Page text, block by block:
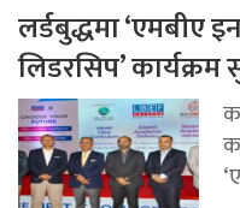
लर्डबुद्धमा ‘एमबीए
लिडरसिप’